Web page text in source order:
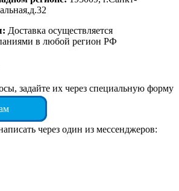
Доставка осуществляется
в любой регион РФ
задайте их через специальную форму
через один из мессенджеров: